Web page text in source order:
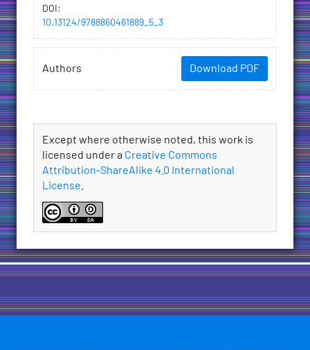
DOI :
10.13124/9788860461889_5_3
Authors Download PDF
License
Except where otherwise noted, this work is
licensed under a Creative Commons
Attribution-ShareAlike 4.0 International
License.